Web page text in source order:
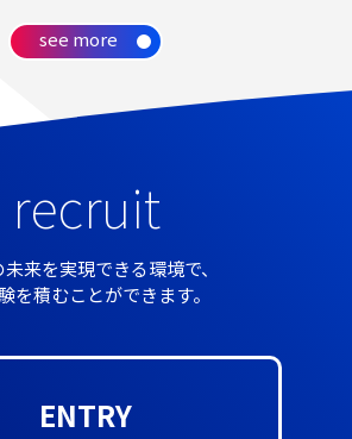
see more
recruit
来を実現できる環境で、
を積むことができます。
ENTRY